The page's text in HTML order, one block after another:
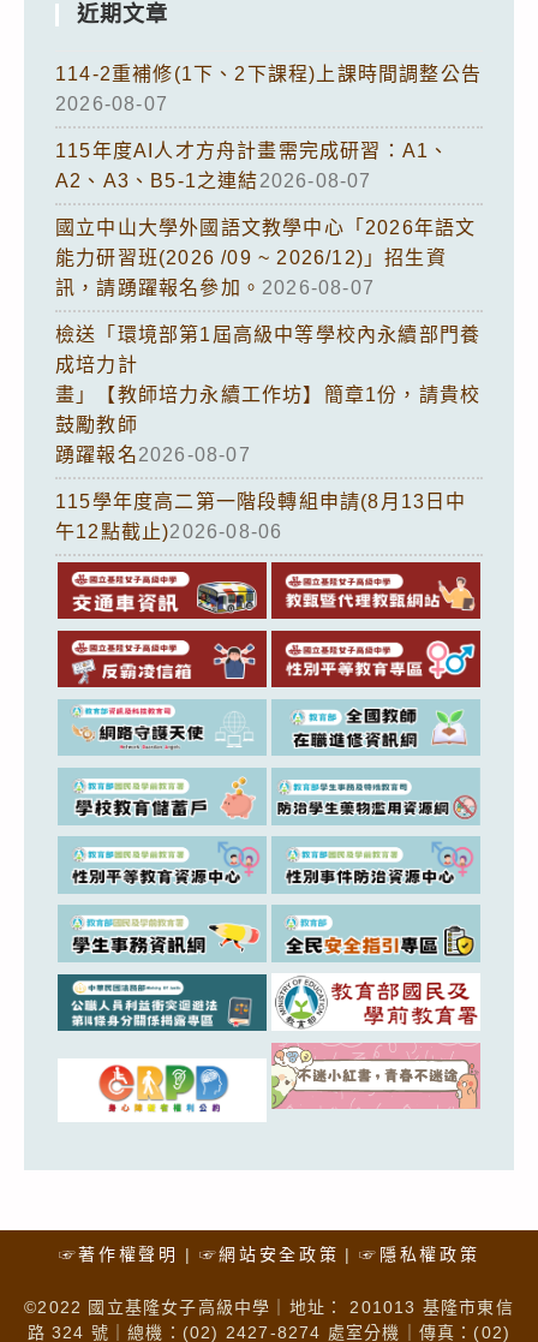
近期文章
114-2重補修(1下、2下課程)上課時間調整公告
2026-08-07
115年度AI人才方舟計畫需完成研習：A1、
A2、A3、B5-1之連結2026-08-07
國立中山大學外國語文教學中心「2026年語文
能力研習班(2026 /09 ~ 2026/12)」招生資
訊，請踴躍報名參加。 2026-08-07
檢送「環境部第1屆高級中等學校內永續部門養
成培力計
畫」【教師培力永續工作坊】簡章1份，請貴校
鼓勵教師
踴躍報名2026-08-07
115學年度高二第一階段轉組申請(8月13日中
午12點截止)2026-08-06
☞著作權聲明 ☞網站安全政策 ☞隱私權政策
©2022 國立基隆女子高級中學｜地址： 201013 基隆市東信
路 324 號｜總機：(02) 2427-8274 處室分機｜傳真：(02)